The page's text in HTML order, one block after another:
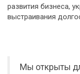
развития бизнеса,
выстраивания
Мы открыты